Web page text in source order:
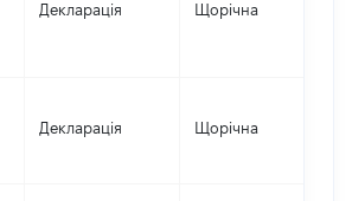
Декларація Щорічна
Декларація Щорічна